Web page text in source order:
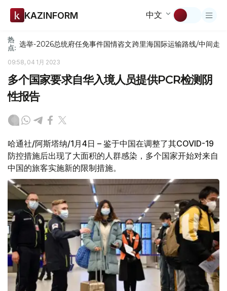
KAZINFORM 中文
热
点: 选举-2026总统府任免事件国情咨文跨里海国际运输路线/中间走廊
09:58, 04 1月 2023
多个国家要求自华入境人员提供PCR检测阴
性报告
哈通社/阿斯塔纳/1月4日 – 鉴于中国在调整了其COVID-19
防控措施后出现了大面积的人群感染，多个国家开始对来自
中国的旅客实施新的限制措施。